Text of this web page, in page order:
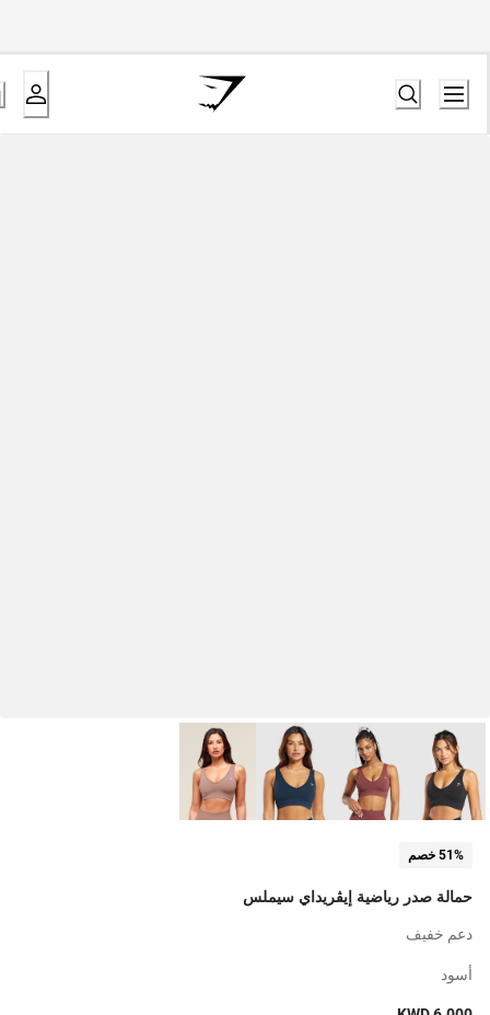
51% خصم
حمالة صدر رياضية إيڤريداي سيملس
دعم خفيف
أسود